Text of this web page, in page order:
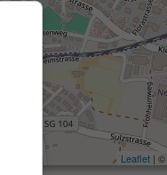
Leaflet | ©